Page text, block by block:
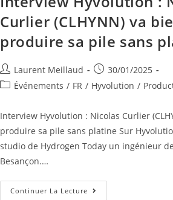
Curlier (CLHYNN) va
produire sa pile sans
Laurent Meillaud
30/01/2025
Événements / FR / Hyvolution /
Interview Hyvolution : Nicolas Curlier
produire sa pile sans platine Sur
studio de Hydrogen Today un ingénieur
Besançon.…
Continuer La Lecture